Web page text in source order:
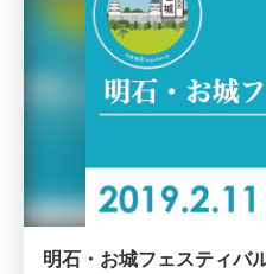
明石・お城フェスティバ